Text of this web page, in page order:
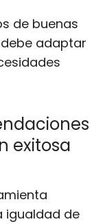
de buenas
adaptar
exitosa
igualdad de